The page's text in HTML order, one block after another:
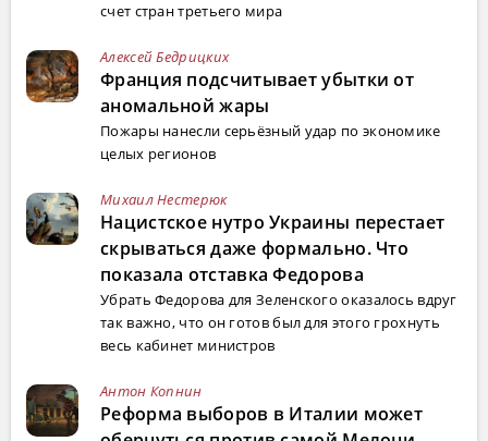
счет стран третьего мира
Алексей Бедрицких
Франция подсчитывает убытки от
аномальной жары
Пожары нанесли серьёзный удар по экономике
целых регионов
Михаил Нестерюк
Нацистское нутро Украины перестает
скрываться даже формально. Что
показала отставка Федорова
Убрать Федорова для Зеленского оказалось вдруг
так важно, что он готов был для этого грохнуть
весь кабинет министров
Антон Копнин
Реформа выборов в Италии может